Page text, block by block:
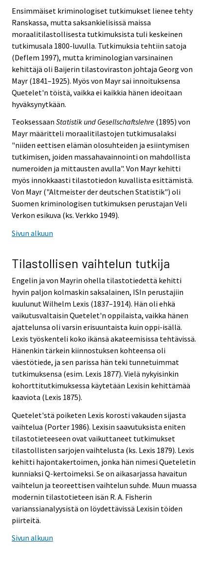
Ensimmäiset kriminologiset tutkimukset lienee tehty
Ranskassa, mutta saksankielisissä maissa
moraalitilastollisesta tutkimuksista tuli keskeinen
tutkimusala 1800-luvulla. Tutkimuksia tehtiin satoja
(Deflem 1997), mutta kriminologian varsinainen
kehittäjä oli Baijerin tilastoviraston johtaja Georg von
Mayr (1841–1925). Myös von Mayr sai innoituksensa
Quetelet'n töistä, vaikka ei kaikkia hänen ideoitaan
hyväksynytkään.
Teoksessaan Statistik und Gesellschaftslehre (1895) von
Mayr määritteli moraalitilastojen tutkimusalaksi
"niiden eettisen elämän olosuhteiden ja esiintymisen
tutkimisen, joiden massahavainnointi on mahdollista
numeroiden ja mittausten avulla". Von Mayr kehitti
myös innokkaasti tilastotiedon kuvallista esittämistä.
Von Mayr ("Altmeister der deutschen Statistik") oli
Suomen kriminologisen tutkimuksen perustajan Veli
Verkon esikuva (ks. Verkko 1949).
Sivun alkuun
Tilastollisen vaihtelun tutkija
Engelin ja von Mayrin ohella tilastotiedettä kehitti
hyvin paljon kolmaskin saksalainen, ISIn perustajiin
kuulunut Wilhelm Lexis (1837–1914). Hän oli ehkä
vaikutusvaltaisin Quetelet'n oppilaista, vaikka hänen
ajattelunsa oli varsin erisuuntaista kuin oppi-isällä.
Lexis työskenteli koko ikänsä akateemisissa tehtävissä.
Hänenkin tärkein kiinnostuksen kohteensa oli
väestötiede, ja sen parissa hän teki tunnetuimmat
tutkimuksensa (esim. Lexis 1877). Vielä nykyisinkin
kohorttitutkimuksessa käytetään Lexisin kehittämää
kaaviota (Lexis 1875).
Quetelet'stä poiketen Lexis korosti vakauden sijasta
vaihtelua (Porter 1986). Lexisin saavutuksista eniten
tilastotieteeseen ovat vaikuttaneet tutkimukset
tilastollisten sarjojen vaihtelusta (ks. Lexis 1879). Lexis
kehitti hajontakertoimen, jonka hän nimesi Queteletin
kunniaksi Q-kertoimeksi. Se on aikasarjassa havaitun
vaihtelun ja teoreettisen vaihtelun suhde. Muun muassa
modernin tilastotieteen isän R. A. Fisherin
varianssianalyysistä on löydettävissä Lexisin töiden
piirteitä.
Sivun alkuun